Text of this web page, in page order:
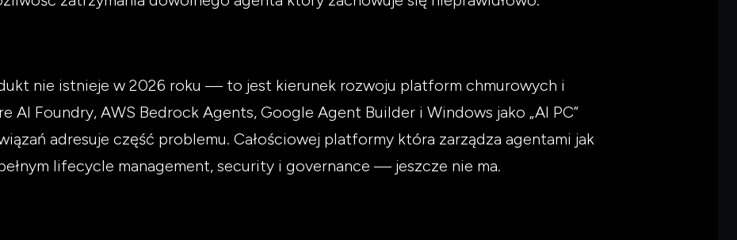
nie istnieje w 2026 roku — to jest kierunek rozwoju platform chmurowych i
AI Foundry, AWS Bedrock Agents, Google Agent Builder i Windows jako „AI PC”
adresuje część problemu. Całościowej platformy która zarządza agentami jak
lifecycle management, security i governance — jeszcze nie ma.